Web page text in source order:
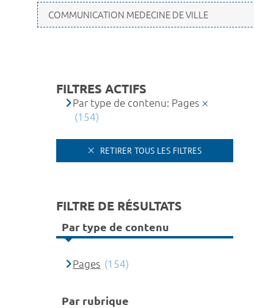
FILTRES ACTIFS
Par type de contenu: Pages
(154)
RETIRER TOUS LES FILTRES
FILTRE DE RÉSULTATS
Par type de contenu
Pages (154)
Par rubrique